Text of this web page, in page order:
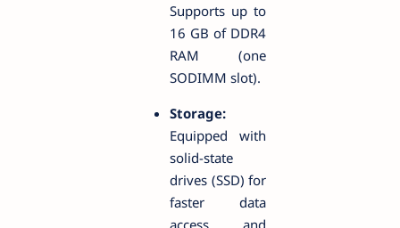
Supports up to
16 GB of DDR4
RAM (one
SODIMM slot).
Storage:
Equipped with
solid-state
drives (SSD) for
faster data
access and